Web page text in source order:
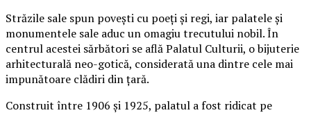
Străzile sale spun povești cu poeți și regi, iar palatele și
monumentele sale aduc un omagiu trecutului nobil. În
centrul acestei sărbători se află Palatul Culturii, o bijuterie
arhitecturală neo-gotică, considerată una dintre cele mai
impunătoare clădiri din țară.
Construit între 1906 și 1925, palatul a fost ridicat pe